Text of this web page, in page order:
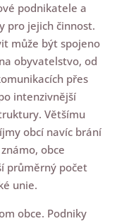
podnikatele a
pro jejich činnost.
může být spojeno
obyvatelstvo, od
přes
intenzivnější
Většímu
obcí navíc brání
obce
průměrný počet
unie.
obce. Podniky